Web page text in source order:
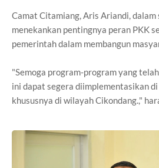
Camat Citamiang, Aris Ariandi, dalam
menekankan pentingnya peran PKK
pemerintah dalam membangun
"Semoga program-program yang
ini dapat segera diimplementasikan
khususnya di wilayah Cikondang.,"